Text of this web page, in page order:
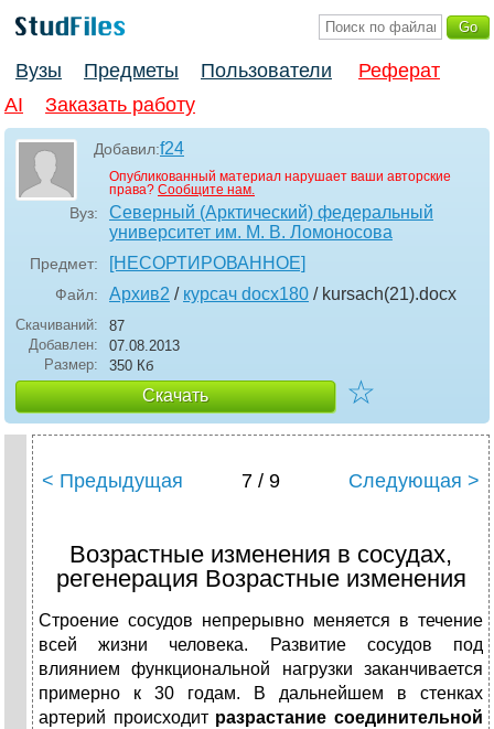
Вузы Предметы Пользователи
Реферат
AI
Заказать работу
Добавил:f24
Опубликованный материал нарушает ваши авторские
права? Сообщите нам.
Вуз:
Северный (Арктический) федеральный
университет им. М. В. Ломоносова
Предмет: [НЕСОРТИРОВАННОЕ]
Файл: Архив2 / курсач docx180 / kursach(21).docx
Скачиваний:
87
Добавлен:
07.08.2013
Размер:
350 Кб
Скачать ☆
< Предыдущая 7 / 9 Следующая >
Возрастные изменения в сосудах,
регенерация Возрастные изменения
Строение сосудов непрерывно меняется в течение
всей жизни человека. Развитие сосудов под
влиянием функциональной нагрузки заканчивается
примерно к 30 годам. В дальнейшем в стенках
артерий происходит разрастание соединительной